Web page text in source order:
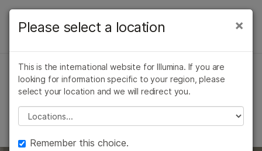
学习
支持
概述
用于药物开发的NGS
细胞图谱
制药领域的数据与人工智能
加速药物发现与开发
降低药物研发风险
癌症研究
微生物学
农业基因组学
复杂疾病
临床肿瘤学
生殖健康
遗传病和罕见病
×
Please select a location
This is the international website for Illumina. If you are
looking for information specific to your region, please
select your location and we will redirect you.
Please select a location
Remember this choice.